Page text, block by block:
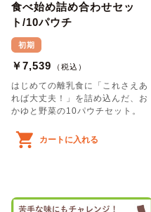
食べ始め詰め合わせセッ
ト/10パウチ
初期
￥7,539 （税込）
はじめての離乳食に「これさえあ
れば大丈夫！」を詰め込んだ、お
かゆと野菜の10パウチセット。
カートに入れる